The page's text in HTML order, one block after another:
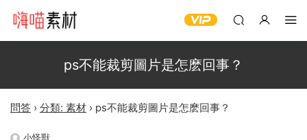
ps不能裁剪圖片是怎麽回事？
問答 › 分類: 素材 › ps不能裁剪圖片是怎麽回事？
小怪獸ゞ